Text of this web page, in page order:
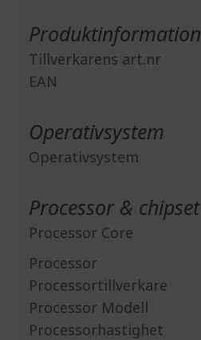
Produktinformation
Tillverkarens art.nr
EAN
Operativsystem
Operativsystem
Processor & chipset
Processor Core
Processor
Processortillverkare
Processor Modell
Processorhastighet